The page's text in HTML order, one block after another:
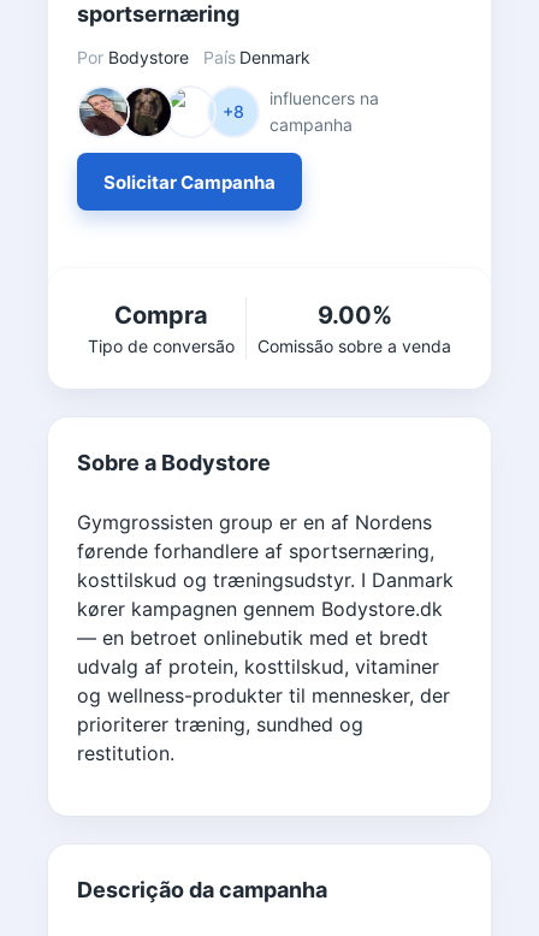
sportsernæring
Por Bodystore País Denmark
+8
influencers na
campanha
Solicitar Campanha
Compra
Tipo de conversão
9.00%
Comissão sobre a venda
Sobre a Bodystore
Gymgrossisten group er en af Nordens
førende forhandlere af sportsernæring,
kosttilskud og træningsudstyr. I Danmark
kører kampagnen gennem Bodystore.dk
— en betroet onlinebutik med et bredt
udvalg af protein, kosttilskud, vitaminer
og wellness-produkter til mennesker, der
prioriterer træning, sundhed og
restitution.
Descrição da campanha